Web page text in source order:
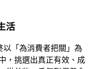
活
以「為消費者把關」為
，挑選出真正有效、成